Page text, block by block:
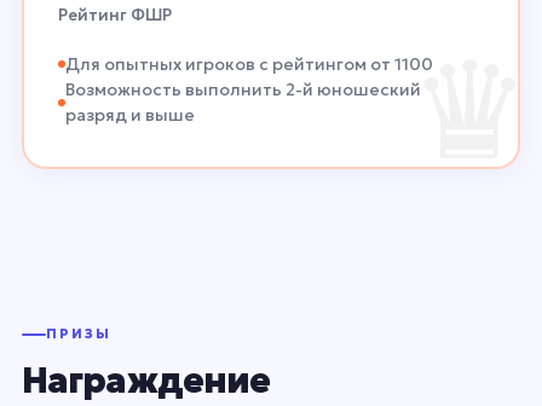
♛
Рейтинг ФШР
Для опытных игроков с рейтингом от 1100
Возможность выполнить 2-й юношеский
разряд и выше
ПРИЗЫ
Награждение